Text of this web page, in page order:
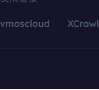
vmoscloud XCrawl